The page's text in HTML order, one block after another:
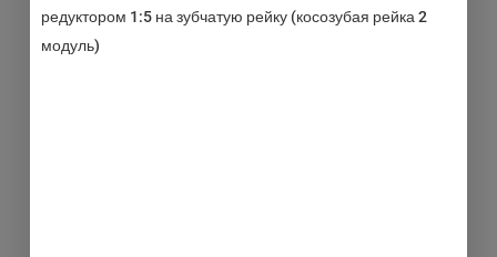
редуктором 1:5 на зубчатую рейку (косозубая рейка 2
модуль)